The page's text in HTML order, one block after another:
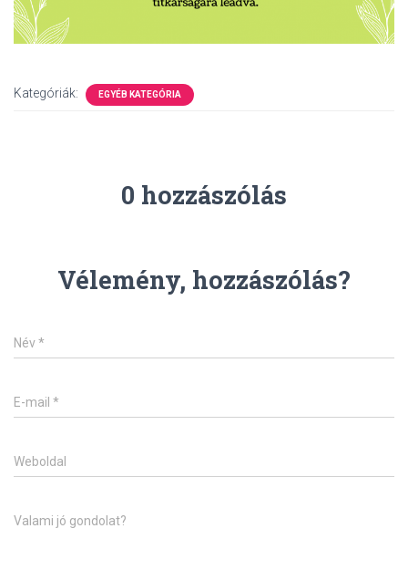
Kategóriák: EGYÉB KATEGÓRIA
0 hozzászólás
Vélemény, hozzászólás?
Név*
E-mail *
Weboldal
Valami jó gondolat?